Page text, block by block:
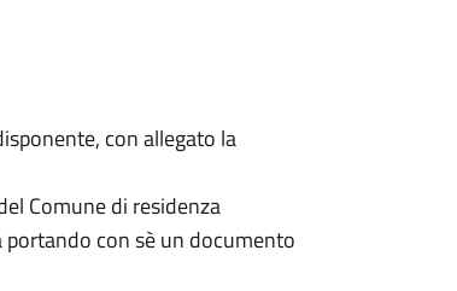
con allegato la
Comune di residenza
portando con sè un documento